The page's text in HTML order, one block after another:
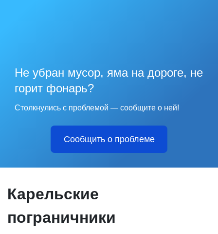
Не убран мусор, яма на дороге, не
горит фонарь?
Столкнулись с проблемой — сообщите о ней!
Сообщить о проблеме
Карельские
пограничники